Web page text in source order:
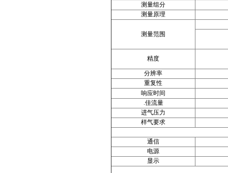
测量组分
测量原理
测量范围
精度
分辨率
重复性
响应时间
.佳流量
进气压力
样气要求
通信
电源
显示